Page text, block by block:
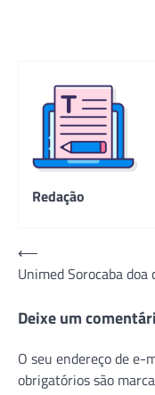
Redação
Navegação
de
Post
⟵
Unimed Sorocaba doa
Deixe um
O seu endereço de e-
obrigatórios são